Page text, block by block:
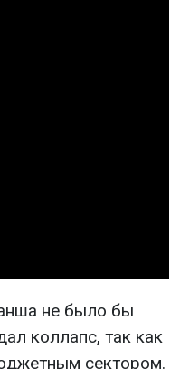
не было бы
коллапс, так как
сектором.